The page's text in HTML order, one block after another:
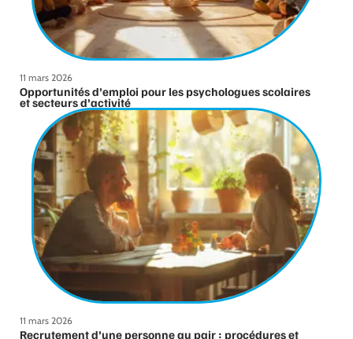
11 mars 2026
Opportunités d’emploi pour les psychologues scolaires
et secteurs d’activité
11 mars 2026
Recrutement d’une personne au pair : procédures et